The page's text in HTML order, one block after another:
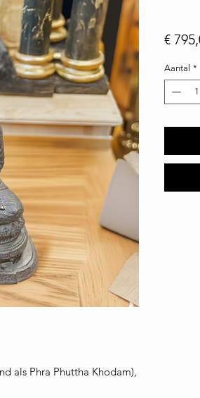
als Phra Phuttha Khodam),
€
Aantal *